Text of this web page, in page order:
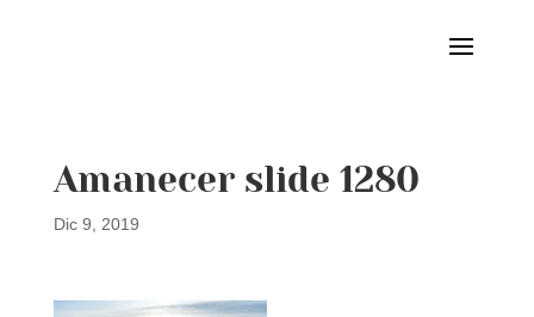
Amanecer slide 1280
Dic 9, 2019